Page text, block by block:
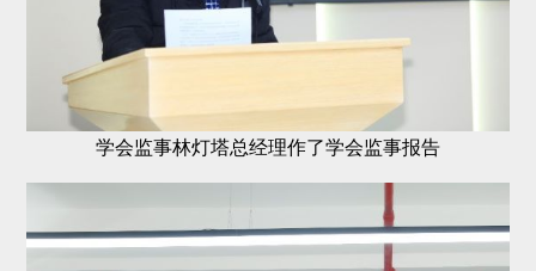
学会监事林灯塔总经理作了学会监事报告